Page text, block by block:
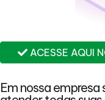
ACESSE AQUI
Em nossa